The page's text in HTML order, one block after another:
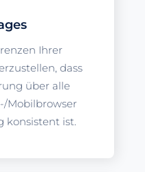
Ihrer
dass
über alle
Mobilbrowser
konsistent ist.